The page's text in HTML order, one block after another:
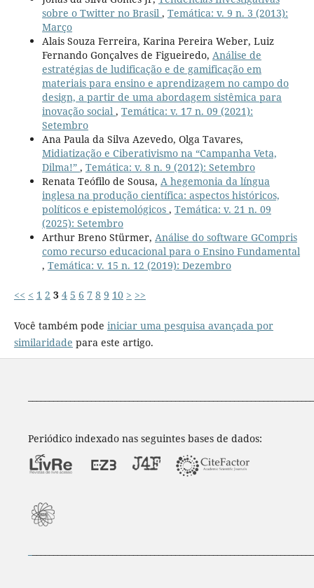
sobre o Twitter no Brasil , Temática: v. 9 n. 3 (2013):
Março
Alais Souza Ferreira, Karina Pereira Weber, Luiz
Fernando Gonçalves de Figueiredo, Análise de
estratégias de ludificação e de gamificação em
materiais para ensino e aprendizagem no campo do
design, a partir de uma abordagem sistêmica para
inovação social , Temática: v. 17 n. 09 (2021):
Setembro
Ana Paula da Silva Azevedo, Olga Tavares,
Midiatização e Ciberativismo na “Campanha Veta,
Dilma!” , Temática: v. 8 n. 9 (2012): Setembro
Renata Teófilo de Sousa, A hegemonia da língua
inglesa na produção científica: aspectos históricos,
políticos e epistemológicos , Temática: v. 21 n. 09
(2025): Setembro
Arthur Breno Stürmer, Análise do software GCompris
como recurso educacional para o Ensino Fundamental
, Temática: v. 15 n. 12 (2019): Dezembro
<< < 1 2 3 4 5 6 7 8 9 10 > >>
Você também pode iniciar uma pesquisa avançada por
similaridade para este artigo.
Periódico indexado nas seguintes bases de dados: